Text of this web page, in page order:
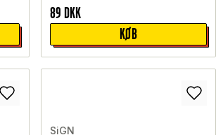
89 DKK
KØB
SiGN